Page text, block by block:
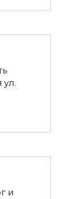
ул.
и